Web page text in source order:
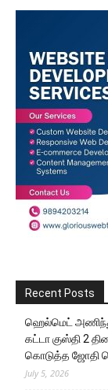
Recent Posts
ஹெல்மெட்
கட்டா குஸ்தி 2
கொடுத்த ஜோதி
July 5, 2026